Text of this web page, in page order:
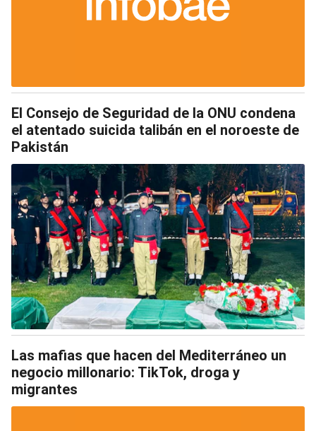
El Consejo de Seguridad de la ONU condena
el atentado suicida talibán en el noroeste de
Pakistán
Las mafias que hacen del Mediterráneo un
negocio millonario: TikTok, droga y
migrantes